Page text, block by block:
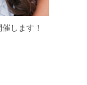
します！